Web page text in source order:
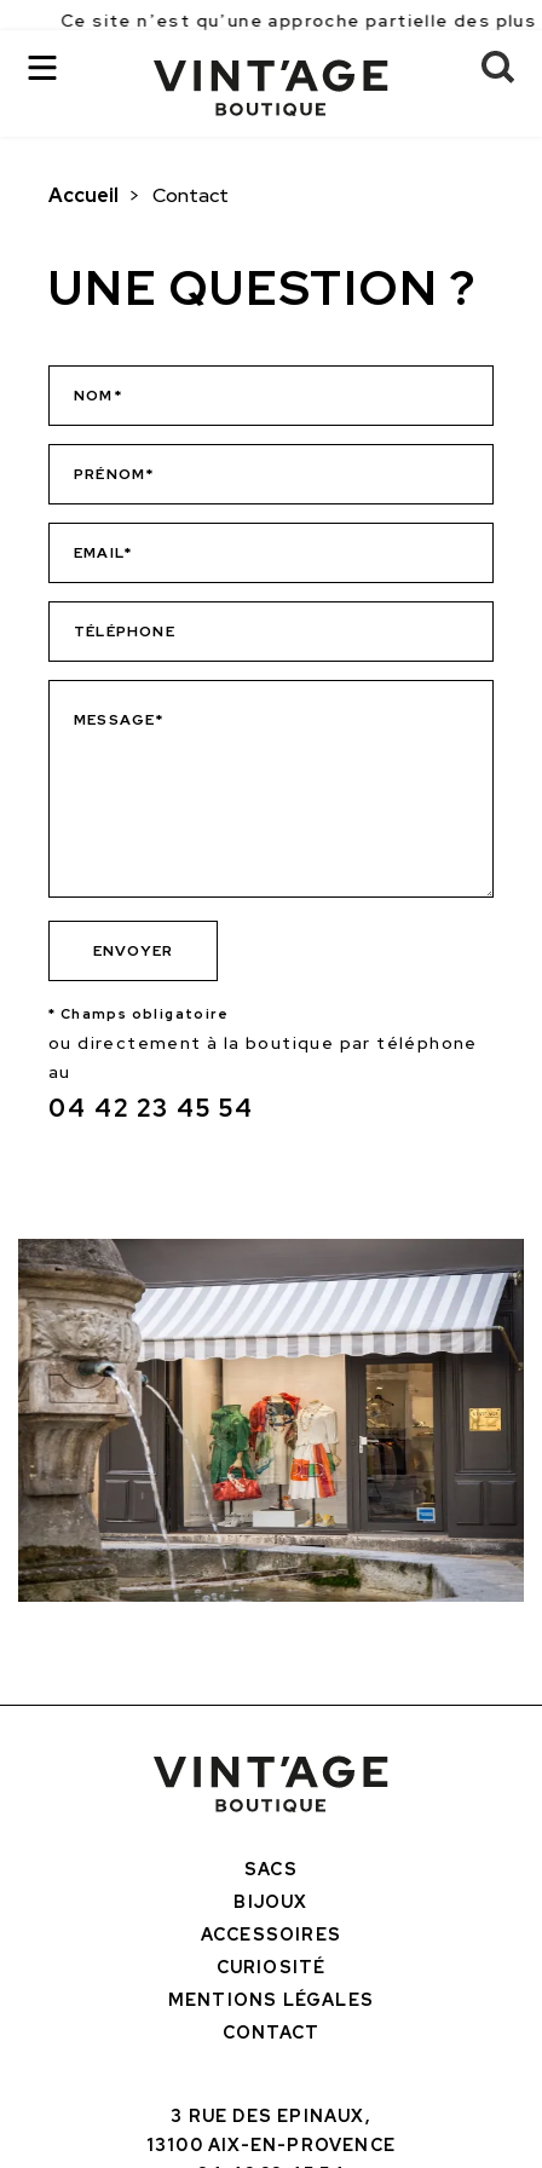
Ce site n’est qu’une approche partielle des
Accueil > Contact
UNE QUESTION ?
* Champs obligatoire
ou directement à la boutique par téléphone
au
04 42 23 45 54
SACS
BIJOUX
ACCESSOIRES
CURIOSITÉ
MENTIONS LÉGALES
CONTACT
3 RUE DES EPINAUX,
13100 AIX-EN-PROVENCE